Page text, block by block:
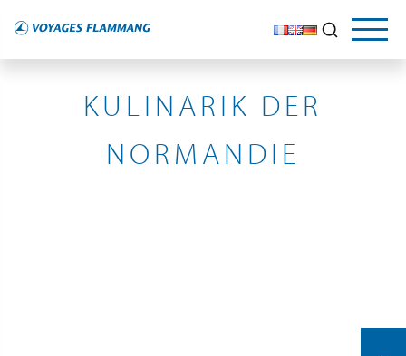
KULINARIK DER
NORMANDIE